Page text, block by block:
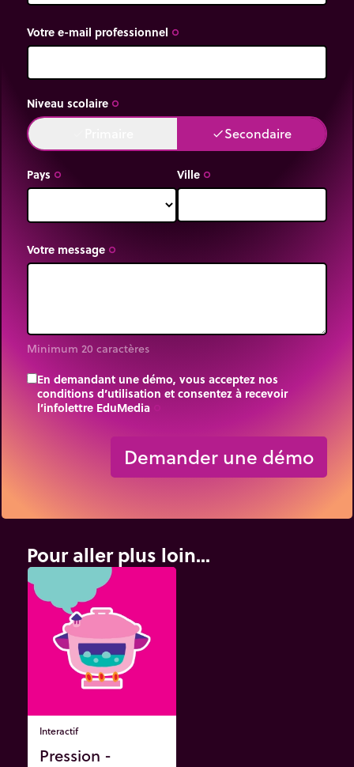
Votre e-mail professionnel trip_origin
Niveau scolaire trip_origin
doneSecondaire
Pays trip_origin Ville trip_origin
Votre message trip_origin
Minimum 20 caractères
En demandant une démo, vous acceptez nos
conditions d’utilisation et consentez à recevoir
l’infolettre EduMedia
Demander une démo
Pour aller plus loin...
Interactif
Pression -